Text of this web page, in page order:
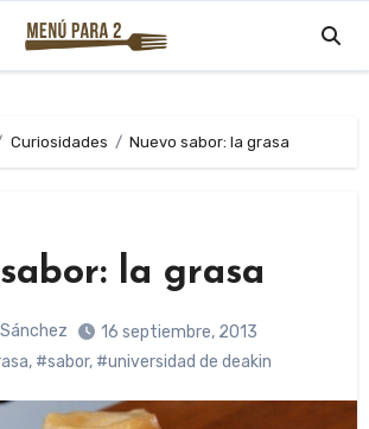
Curiosidades Nuevo sabor: la grasa
la grasa
16 septiembre, 2013
, #sabor, #universidad de deakin